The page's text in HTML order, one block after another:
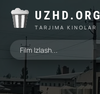
UZHD.ORG
TARJIMA KINOLAR